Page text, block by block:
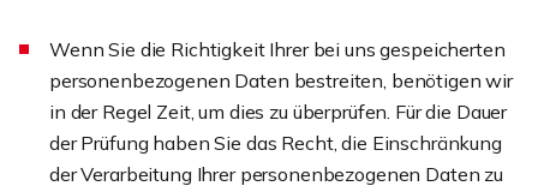
Wenn Sie die Richtigkeit Ihrer bei uns gespeicherten
personenbezogenen Daten bestreiten, benötigen wir
in der Regel Zeit, um dies zu überprüfen. Für die Dauer
der Prüfung haben Sie das Recht, die Einschränkung
der Verarbeitung Ihrer personenbezogenen Daten zu